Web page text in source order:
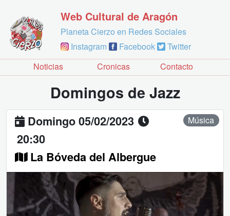
Web Cultural de Aragón
Planeta Cierzo en Redes Sociales
Instagram
Facebook
Twitter
Noticias
Cronicas Contacto
Domingos de Jazz
Domingo 05/02/2023
20:30
La Bóveda del Albergue
Música